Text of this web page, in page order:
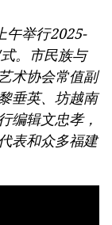
午举行2025-
。市民族与
术协会常值副
垂英、坊越南
编辑文忠孝，
表和众多福建